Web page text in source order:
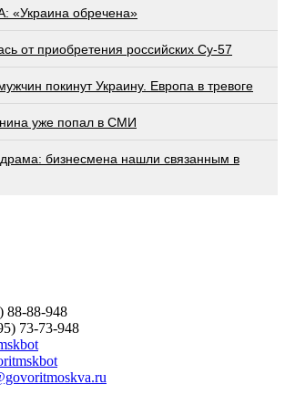
«Украина обречена»
от приобретения российских Су-57
покинут Украину. Европа в тревоге
уже попал в СМИ
бизнесмена нашли связанным в
88-88-948
73-73-948